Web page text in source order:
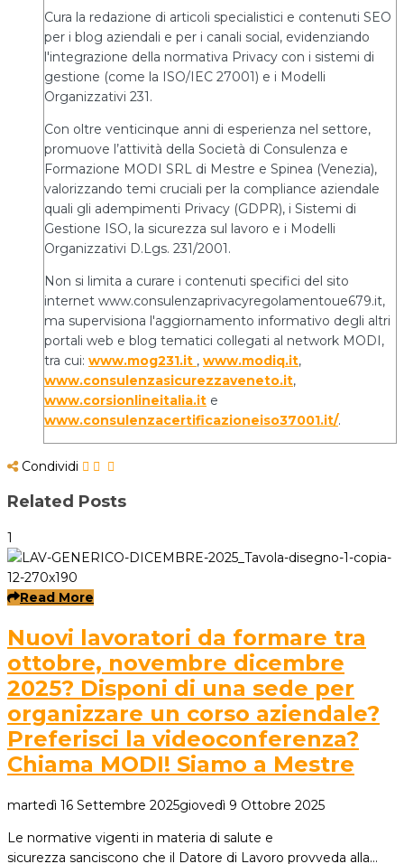
Cura la redazione di articoli specialistici e contenuti SEO
per i blog aziendali e per i canali social, evidenziando
l'integrazione della normativa Privacy con i sistemi di
gestione (come la ISO/IEC 27001) e i Modelli
Organizzativi 231.
Con oltre venticinque anni di esperienza nel settore,
promuove l’attività della Società di Consulenza e
Formazione MODI SRL di Mestre e Spinea (Venezia),
valorizzando temi cruciali per la compliance aziendale
quali gli adempimenti Privacy (GDPR), i Sistemi di
Gestione ISO, la sicurezza sul lavoro e i Modelli
Organizzativi D.Lgs. 231/2001.
Non si limita a curare i contenuti specifici del sito
internet www.consulenzaprivacyregolamentoue679.it,
ma supervisiona l'aggiornamento informativo degli altri
portali web e blog tematici collegati al network MODI,
tra cui: www.mog231.it , www.modiq.it,
www.consulenzasicurezzaveneto.it,
www.corsionlineitalia.it e
www.consulenzacertificazioneiso37001.it/.
Condividi
Related Posts
1
Read More
Nuovi lavoratori da formare tra
ottobre, novembre dicembre
2025? Disponi di una sede per
organizzare un corso aziendale?
Preferisci la videoconferenza?
Chiama MODI! Siamo a Mestre
martedì 16 Settembre 2025giovedì 9 Ottobre 2025
Le normative vigenti in materia di salute e
sicurezza sanciscono che il Datore di Lavoro provveda alla…